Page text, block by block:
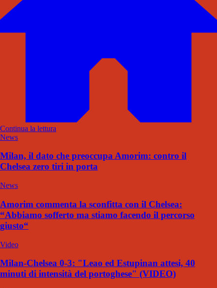
Continua la lettura
News
Milan, il dato che preoccupa Amorim: contro il
Chelsea zero tiri in porta
News
Amorim commenta la sconfitta con il Chelsea:
“Abbiamo sofferto ma stiamo facendo il percorso
giusto“
Video
Milan-Chelsea 0-3: "Leao ed Estupinan attesi, 40
minuti di intensità del portoghese" (VIDEO)